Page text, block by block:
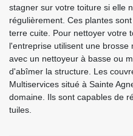
stagner sur votre toiture si elle
régulièrement. Ces plantes
terre cuite. Pour nettoyer votre
l'entreprise utilisent une
avec un nettoyeur à basse ou
d'abîmer la structure. Les
Multiservices situé à Sainte
domaine. Ils sont capables de
tuiles.